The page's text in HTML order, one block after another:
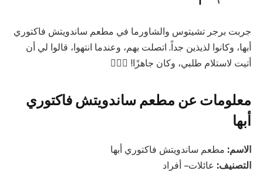
جربت برجر تشيتوس والشاورما في مطعم ساندويتش فاكتوري
أبها، وكانوا لذيذين جداً. اتصلت بهم، وعندما انتهوا، قالوا لي أن
أتيت لاستلام طلبي، وكان جاهزًا! 👍🏼🤩
معلومات عن مطعم ساندويتش فاكتوري
أبها
الاسم: مطعم ساندويتش فاكتوري أبها
التصنيف: عائلات – أفراد